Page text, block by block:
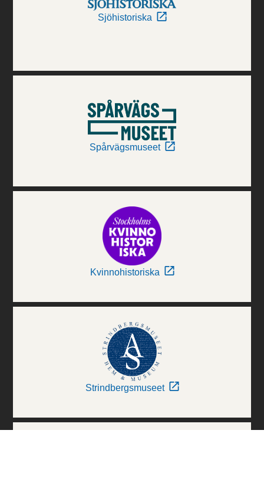
Sjöhistoriska
Spårvägsmuseet
Kvinnohistoriska
Strindbergsmuseet